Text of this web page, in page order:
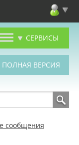
СЕРВИСЫ
сообщения